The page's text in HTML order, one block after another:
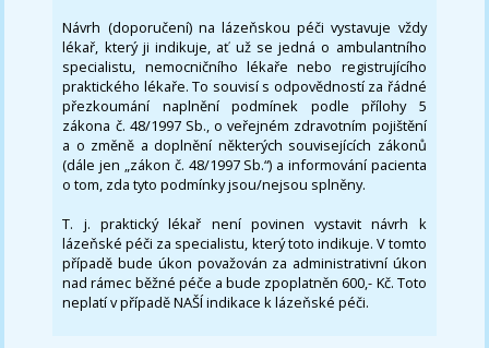
Návrh (doporučení) na lázeňskou péči vystavuje vždy
lékař, který ji indikuje, ať už se jedná o ambulantního
specialistu, nemocničního lékaře nebo registrujícího
praktického lékaře. To souvisí s odpovědností za řádné
přezkoumání naplnění podmínek podle přílohy 5
zákona č. 48/1997 Sb., o veřejném zdravotním pojištění
a o změně a doplnění některých souvisejících zákonů
(dále jen „zákon č. 48/1997 Sb.“) a informování pacienta
o tom, zda tyto podmínky jsou/nejsou splněny.
T. j. praktický lékař není povinen vystavit návrh k
lázeňské péči za specialistu, který toto indikuje. V tomto
případě bude úkon považován za administrativní úkon
nad rámec běžné péče a bude zpoplatněn 600,- Kč. Toto
neplatí v případě NAŠÍ indikace k lázeňské péči.